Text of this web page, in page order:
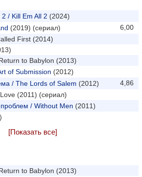
/ Kill Em All 2 (2024)
6,00
(2019) (сериал)
First (2014)
to Babylon (2013)
of Submission (2012)
4,86
/ The Lords of Salem (2012)
(2011) (сериал)
/ Without Men (2011)
[Показать все]
to Babylon (2013)